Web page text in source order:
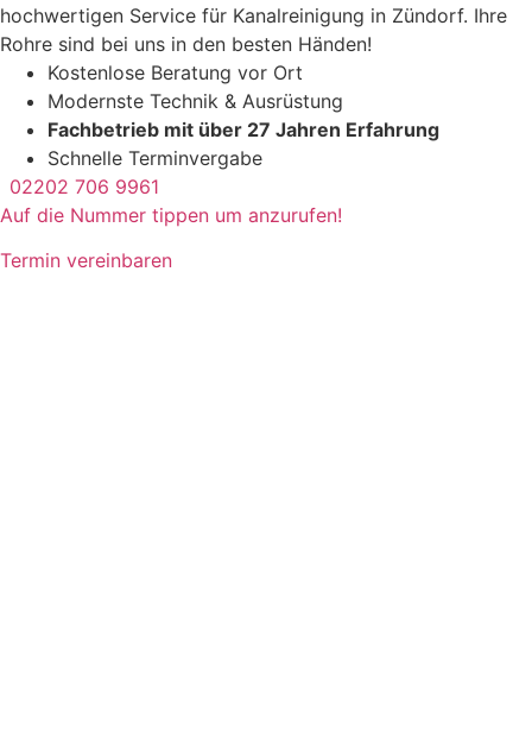
hochwertigen Service für Kanalreinigung in Zündorf. Ihre
Rohre sind bei uns in den besten Händen!
Kostenlose Beratung vor Ort
Modernste Technik & Ausrüstung
Fachbetrieb mit über 27 Jahren Erfahrung
Schnelle Terminvergabe
02202 706 9961
Auf die Nummer tippen um anzurufen!
Termin vereinbaren